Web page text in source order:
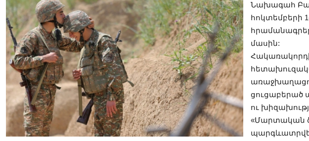
Նախագահ
հոկտեմբերի
մասին:
ցուցաբերած
ու
«Մարտական
պարգև